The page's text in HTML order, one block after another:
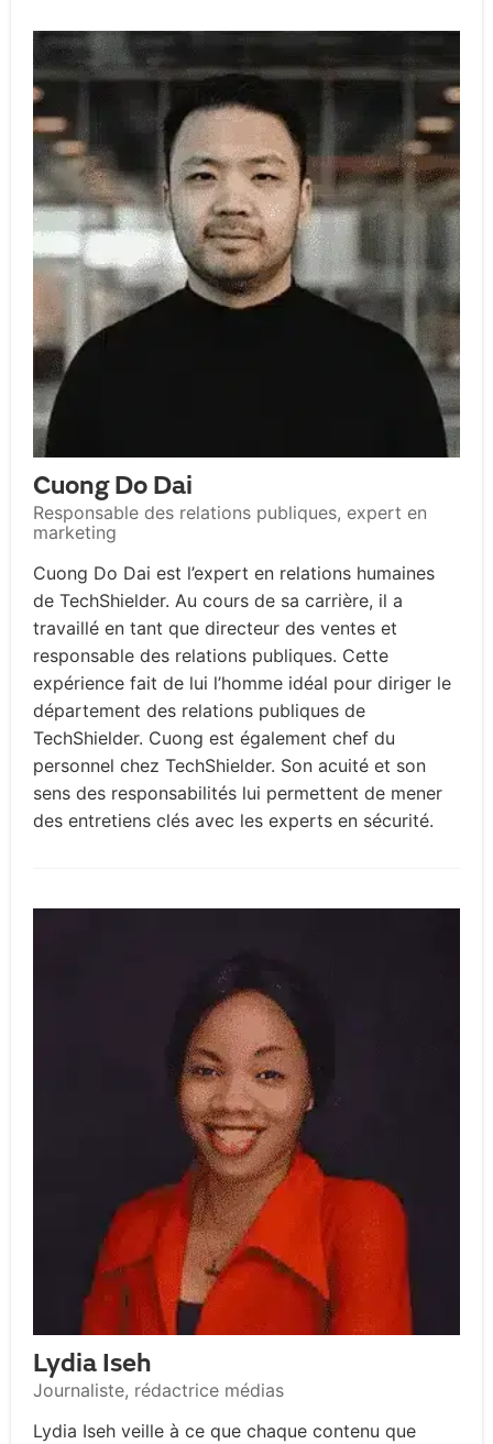
Cuong Do Dai
Responsable des relations publiques, expert en
marketing
Cuong Do Dai est l’expert en relations humaines
de TechShielder. Au cours de sa carrière, il a
travaillé en tant que directeur des ventes et
responsable des relations publiques. Cette
expérience fait de lui l’homme idéal pour diriger le
département des relations publiques de
TechShielder. Cuong est également chef du
personnel chez TechShielder. Son acuité et son
sens des responsabilités lui permettent de mener
des entretiens clés avec les experts en sécurité.
Lydia Iseh
Journaliste, rédactrice médias
Lydia Iseh veille à ce que chaque contenu que